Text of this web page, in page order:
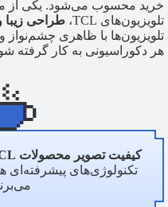
خرید محسوب می‌شود. یکی از
تلویزیون‌های TCL،
طراحی زیبا
تلویزیون‌ها با ظاهری چشم‌نواز
هر دکوراسیونی به کار گرفته
کیفیت تصویر محصولات TCL